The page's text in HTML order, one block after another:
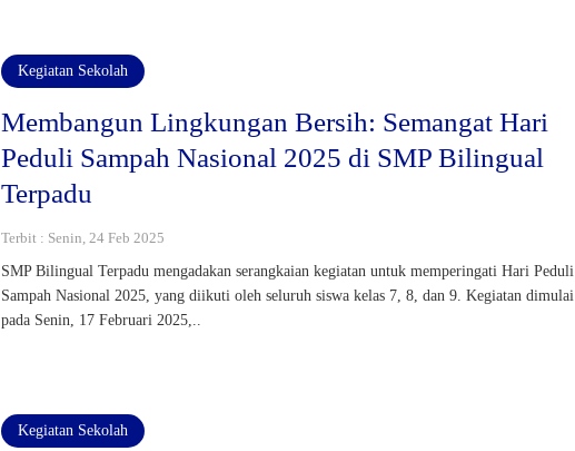
Kegiatan Sekolah
Membangun Lingkungan Bersih: Semangat Hari
Peduli Sampah Nasional 2025 di SMP Bilingual
Terpadu
Terbit : Senin, 24 Feb 2025
SMP Bilingual Terpadu mengadakan serangkaian kegiatan untuk memperingati Hari Peduli
Sampah Nasional 2025, yang diikuti oleh seluruh siswa kelas 7, 8, dan 9. Kegiatan dimulai
pada Senin, 17 Februari 2025,..
Kegiatan Sekolah